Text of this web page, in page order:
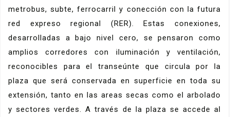
metrobus, subte, ferrocarril y conección con la futura
red expreso regional (RER). Estas conexiones,
desarrolladas a bajo nivel cero, se pensaron como
amplios corredores con iluminación y ventilación,
reconocibles para el transeúnte que circula por la
plaza que será conservada en superficie en toda su
extensión, tanto en las areas secas como el arbolado
y sectores verdes. A través de la plaza se accede al